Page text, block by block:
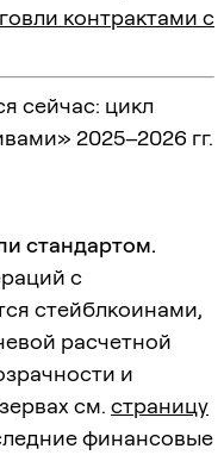
контрактами с
сейчас: цикл
2025–2026 гг.
стандартом.
с
стейблкоинами,
расчетной
и
см. страницу
финансовые